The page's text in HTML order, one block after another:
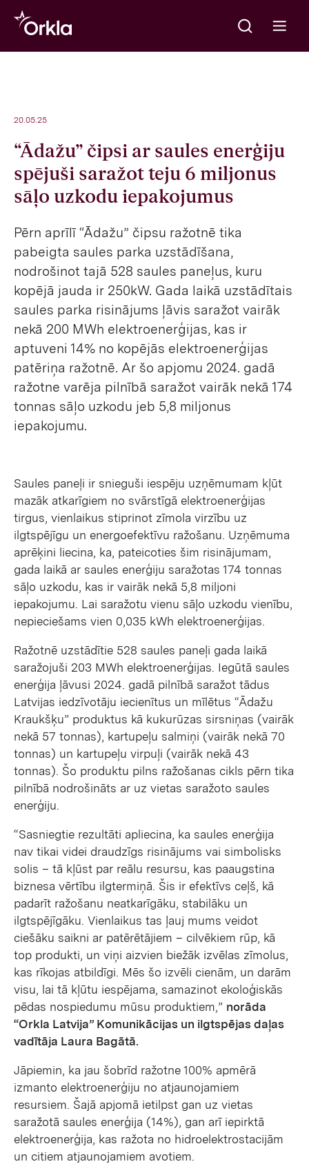
Go to frontpage
Meklēt
20.05.25
“Ādažu” čipsi ar saules enerģiju
spējuši saražot teju 6 miljonus
sāļo uzkodu iepakojumus
Pērn aprīlī “Ādažu” čipsu ražotnē tika
pabeigta saules parka uzstādīšana,
nodrošinot tajā 528 saules paneļus, kuru
kopējā jauda ir 250kW. Gada laikā uzstādītais
saules parka risinājums ļāvis saražot vairāk
nekā 200 MWh elektroenerģijas, kas ir
aptuveni 14% no kopējās elektroenerģijas
patēriņa ražotnē. Ar šo apjomu 2024. gadā
ražotne varēja pilnībā saražot vairāk nekā 174
tonnas sāļo uzkodu jeb 5,8 miljonus
iepakojumu.
Saules paneļi ir snieguši iespēju uzņēmumam kļūt
mazāk atkarīgiem no svārstīgā elektroenerģijas
tirgus, vienlaikus stiprinot zīmola virzību uz
ilgtspējīgu un energoefektīvu ražošanu. Uzņēmuma
aprēķini liecina, ka, pateicoties šim risinājumam,
gada laikā ar saules enerģiju saražotas 174 tonnas
sāļo uzkodu, kas ir vairāk nekā 5,8 miljoni
iepakojumu. Lai saražotu vienu sāļo uzkodu vienību,
nepieciešams vien 0,035 kWh elektroenerģijas.
Ražotnē uzstādītie 528 saules paneļi gada laikā
saražojuši 203 MWh elektroenerģijas. Iegūtā saules
enerģija ļāvusi 2024. gadā pilnībā saražot tādus
Latvijas iedzīvotāju iecienītus un mīlētus “Ādažu
Kraukšķu” produktus kā kukurūzas sirsniņas (vairāk
nekā 57 tonnas), kartupeļu salmiņi (vairāk nekā 70
tonnas) un kartupeļu virpuļi (vairāk nekā 43
tonnas). Šo produktu pilns ražošanas cikls pērn tika
pilnībā nodrošināts ar uz vietas saražoto saules
enerģiju.
“Sasniegtie rezultāti apliecina, ka saules enerģija
nav tikai videi draudzīgs risinājums vai simbolisks
solis – tā kļūst par reālu resursu, kas paaugstina
biznesa vērtību ilgtermiņā. Šis ir efektīvs ceļš, kā
padarīt ražošanu neatkarīgāku, stabilāku un
ilgtspējīgāku. Vienlaikus tas ļauj mums veidot
ciešāku saikni ar patērētājiem – cilvēkiem rūp, kā
top produkti, un viņi aizvien biežāk izvēlas zīmolus,
kas rīkojas atbildīgi. Mēs šo izvēli cienām, un darām
visu, lai tā kļūtu iespējama, samazinot ekoloģiskās
pēdas nospiedumu mūsu produktiem,” norāda
“Orkla Latvija” Komunikācijas un ilgtspējas daļas
vadītāja Laura Bagātā.
Jāpiemin, ka jau šobrīd ražotne 100% apmērā
izmanto elektroenerģiju no atjaunojamiem
resursiem. Šajā apjomā ietilpst gan uz vietas
saražotā saules enerģija (14%), gan arī iepirktā
elektroenerģija, kas ražota no hidroelektrostacijām
un citiem atjaunojamiem avotiem.